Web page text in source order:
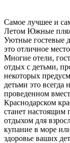
Самое лучшее и
Летом Южные
Уютные гостевые
это отличное
Многие отели,
отдых с детьми,
некоторых
детьми это
проведенном
Краснодарском
станет
отдыхом для
купание в море
здоровье ваших